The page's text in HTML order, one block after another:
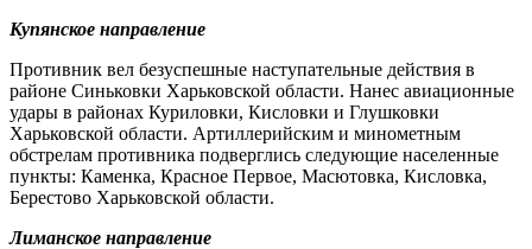
Купянское направление
Противник вел безуспешные наступательные действия в
районе Синьковки Харьковской области. Нанес авиационные
удары в районах Куриловки, Кисловки и Глушковки
Харьковской области. Артиллерийским и минометным
обстрелам противника подверглись следующие населенные
пункты: Каменка, Красное Первое, Масютовка, Кисловка,
Берестово Харьковской области.
Лиманское направление